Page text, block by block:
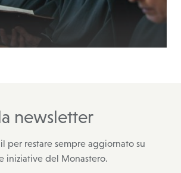
newsletter
per restare sempre aggiornato su
iniziative del Monastero.